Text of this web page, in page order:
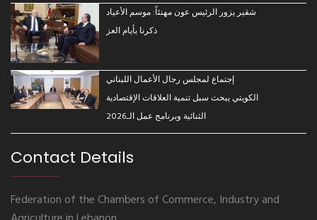
شقير يزور الرئيس عون مهنئاً: موسم الأعياد
ذكرنا بأيام العز
إجتماع لمجلس رجال الأعمال اللبناني
الكويتي يبحث سبل تنمية العلاقات الإقتصادية
الثنائية وبرنامج عمل الـ2026
Contact Details
Federation of the Chambers of Commerce, Industry and